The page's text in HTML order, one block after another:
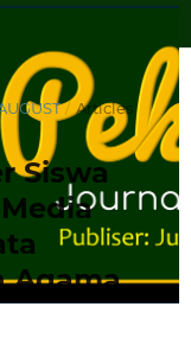
/ Articles
Siswa
Agama